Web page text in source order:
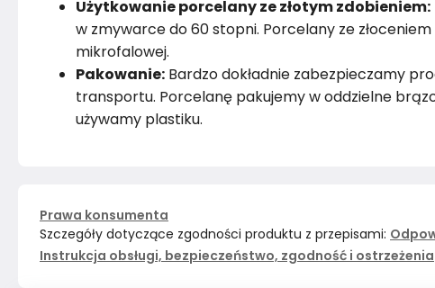
Użytkowanie porcelany ze złotym zdobieniem:
w zmywarce do 60 stopni. Porcelany ze
mikrofalowej.
Pakowanie: Bardzo dokładnie zabezpieczamy
transportu. Porcelanę pakujemy w oddzielne
używamy plastiku.
Prawa konsumenta
Szczegóły dotyczące zgodności produktu z przepisami:
Instrukcja obsługi, bezpieczeństwo, zgodność i ostrzeżenia